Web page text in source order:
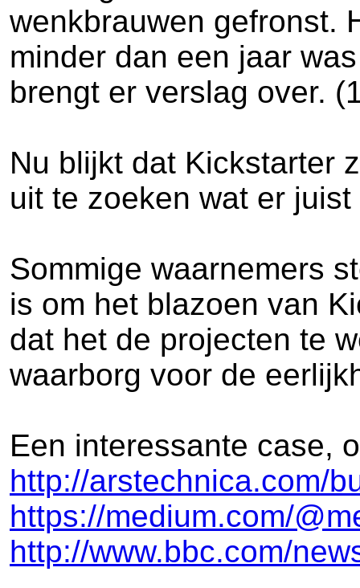
wenkbrauwen gefronst.
minder dan een jaar
brengt er verslag over.
Nu blijkt dat Kickstarter
uit te zoeken wat er
Sommige waarnemers
is om het blazoen van
dat het de projecten te
waarborg voor de
Een interessante case,
http://arstechnica.com/
https://medium.com/
http://www.bbc.com/